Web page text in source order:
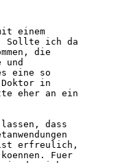
einem
Sollte ich da
die
und
eine so
in
eher an ein
dass
erfreulich,
Fuer